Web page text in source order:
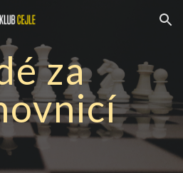
Skip to navigation
za